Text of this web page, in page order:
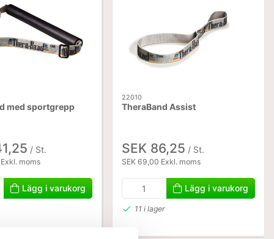
med sportgrepp
/ St.
moms
Lägg i varukorg
22010
TheraBand Assist
SEK 86,25 / St.
SEK 69,00 Exkl. moms
Lägg i varukorg
11 i lager